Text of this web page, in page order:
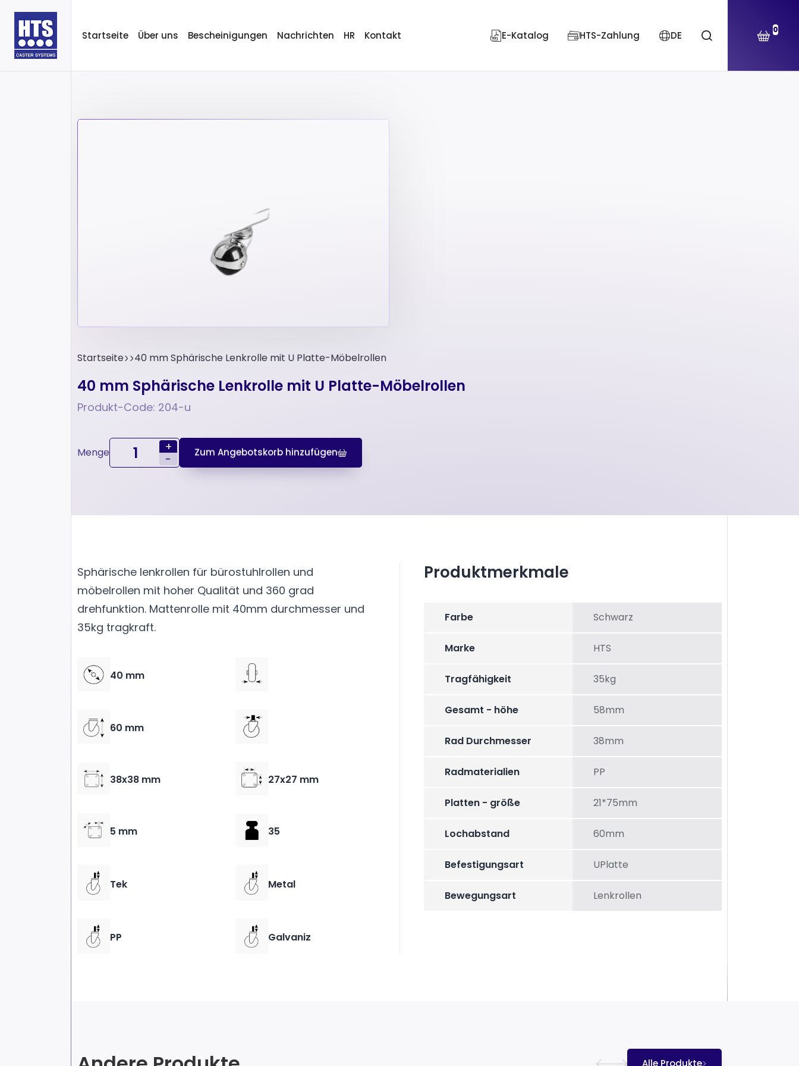
Startseite Über uns Bescheinigungen Nachrichten HR Kontakt E-Katalog HTS-Zahlung DE 0
Startseite 40 mm Sphärische Lenkrolle mit U Platte-Möbelrollen
40 mm Sphärische Lenkrolle mit U Platte-Möbelrollen
Produkt-Code: 204-u
Menge
+
-
Zum Angebotskorb hinzufügen
Sphärische lenkrollen für bürostuhlrollen und
möbelrollen mit hoher Qualität und 360 grad
drehfunktion. Mattenrolle mit 40mm durchmesser und
35kg tragkraft.
40 mm
60 mm
38x38 mm 27x27 mm
5 mm 35
Tek Metal
PP Galvaniz
Produktmerkmale
Farbe Schwarz
Marke HTS
Tragfähigkeit 35kg
Gesamt - höhe 58mm
Rad Durchmesser 38mm
Radmaterialien PP
Platten - größe 21*75mm
Lochabstand 60mm
Befestigungsart UPlatte
Bewegungsart Lenkrollen